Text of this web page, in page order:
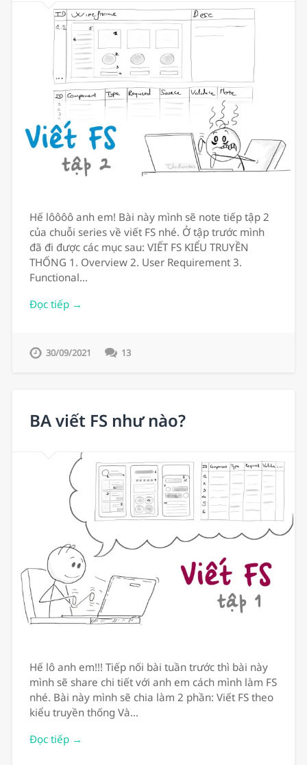
Hế lôôôô anh em! Bài này mình sẽ note tiếp tập 2
của chuỗi series về viết FS nhé. Ở tập trước mình
đã đi được các mục sau: VIẾT FS KIỂU TRUYỀN
THỐNG 1. Overview 2. User Requirement 3.
Functional…
Đọc tiếp →
30/09/2021 13
BA viết FS như nào?
Hế lô anh em!!! Tiếp nối bài tuần trước thì bài này
mình sẽ share chi tiết với anh em cách mình làm FS
nhé. Bài này mình sẽ chia làm 2 phần: Viết FS theo
kiểu truyền thống Và…
Đọc tiếp →